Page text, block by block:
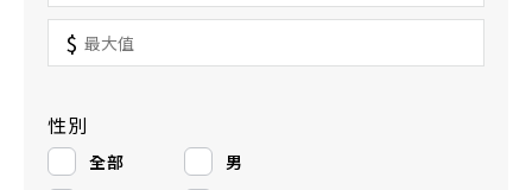
$
性別
全部
男